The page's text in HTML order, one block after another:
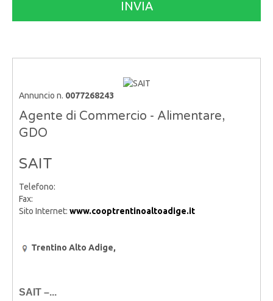
Annuncio n. 0077268243
Agente di Commercio - Alimentare,
GDO
SAIT
Telefono:
Fax:
Sito Internet: www.cooptrentinoaltoadige.it
Trentino Alto Adige,
SAIT –...